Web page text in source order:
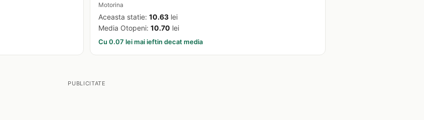
Motorina
Aceasta statie: 10.63 lei
Media Otopeni: 10.70 lei
Cu 0.07 lei mai ieftin decat media
PUBLICITATE